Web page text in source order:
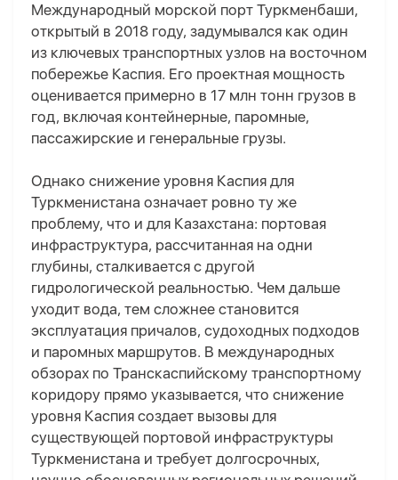
Международный морской порт Туркменбаши,
открытый в 2018 году, задумывался как один
из ключевых транспортных узлов на восточном
побережье Каспия. Его проектная мощность
оценивается примерно в 17 млн тонн грузов в
год, включая контейнерные, паромные,
пассажирские и генеральные грузы.
Однако снижение уровня Каспия для
Туркменистана означает ровно ту же
проблему, что и для Казахстана: портовая
инфраструктура, рассчитанная на одни
глубины, сталкивается с другой
гидрологической реальностью. Чем дальше
уходит вода, тем сложнее становится
эксплуатация причалов, судоходных подходов
и паромных маршрутов. В международных
обзорах по Транскаспийскому транспортному
коридору прямо указывается, что снижение
уровня Каспия создает вызовы для
существующей портовой инфраструктуры
Туркменистана и требует долгосрочных,